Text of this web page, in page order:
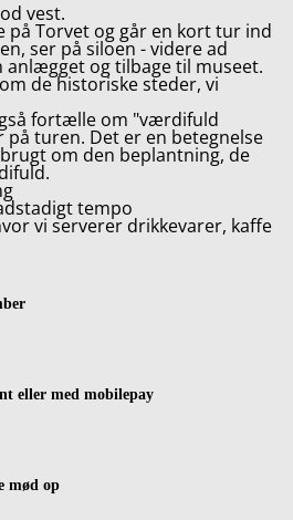
vest.
Torvet og går en kort tur ind
ser på siloen - videre ad
anlægget og tilbage til museet.
de historiske steder, vi
fortælle om "værdifuld
på turen. Det er en betegnelse
om den beplantning, de
tempo
vi serverer drikkevarer, kaffe
eller med mobilepay
mød op